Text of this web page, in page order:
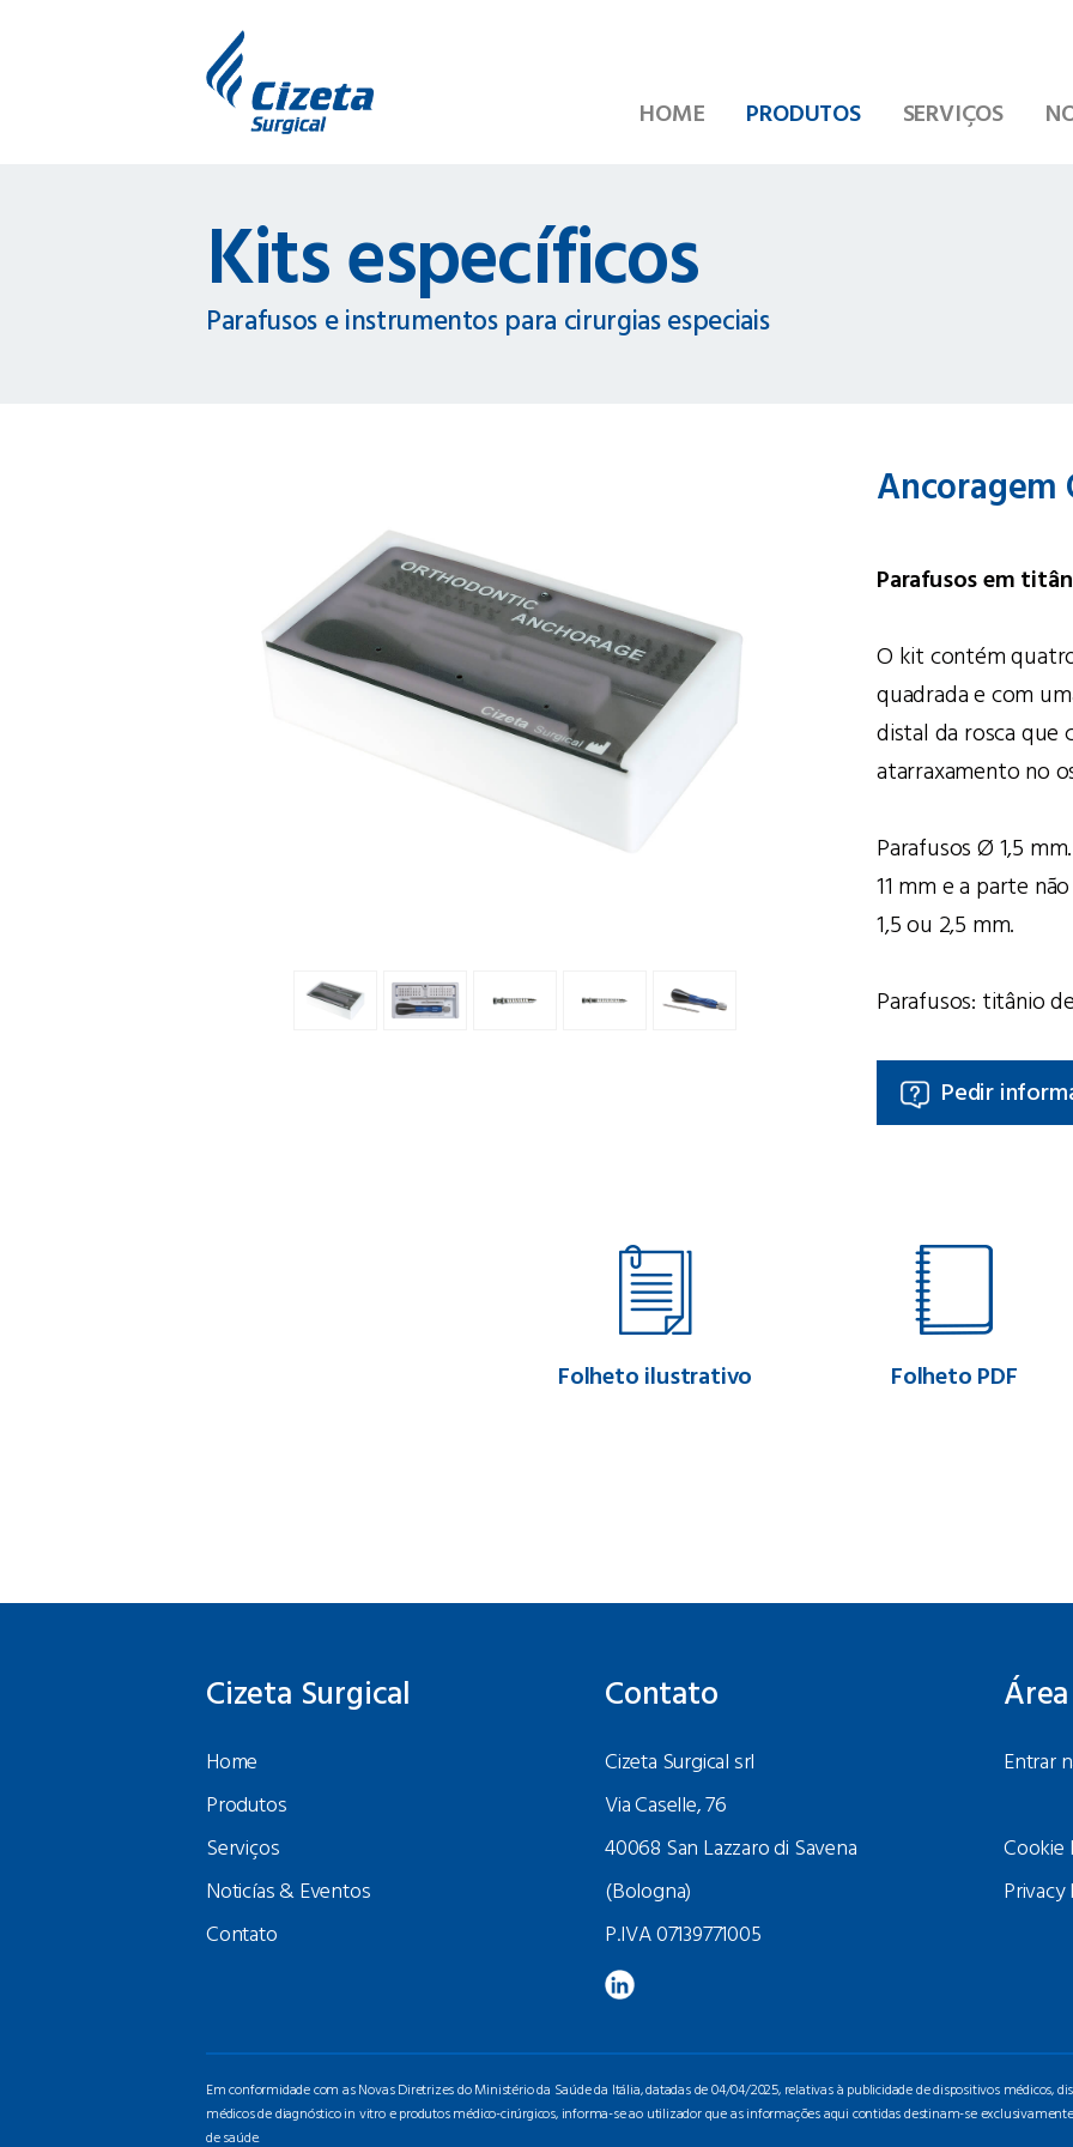
HOME PRODUTOS SERVIÇOS
Kits específicos
Parafusos e instrumentos para cirurgias especiais
Parafusos em
O kit contém
quadrada e com
distal da rosca que
atarraxamento no
Parafusos Ø 1,5
11 mm e a parte
1,5 ou 2,5 mm.
Parafusos: titânio
Pedir
Folheto ilustrativo Folheto PDF
Cizeta Surgical
Home
Produtos
Serviços
Noticías & Eventos
Contato
Contato
Cizeta Surgical srl
Via Caselle, 76
40068 San Lazzaro di Savena
(Bologna)
P.IVA 07139771005
Entrar
Cookie
Em conformidade com as Novas Diretrizes do Ministério da Saúde da Itália, datadas de 04/04/2025, relativas à publicidade de dispositivos médicos,
médicos de diagnóstico in vitro e produtos médico-cirúrgicos, informa-se ao utilizador que as informações aqui contidas destinam-se
de saúde.